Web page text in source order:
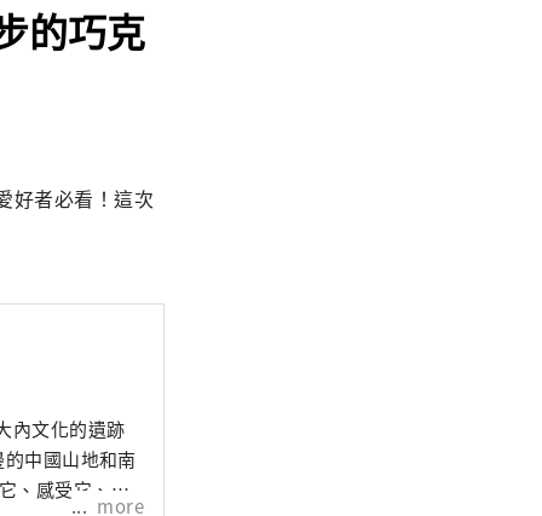
的巧克
好者必看！這次
內文化的遺跡
中國山地和南
、感受它、體
more